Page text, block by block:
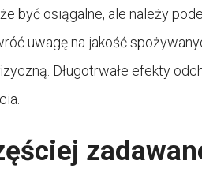
być osiągalne, ale należy
uwagę na jakość
Długotrwałe efekty